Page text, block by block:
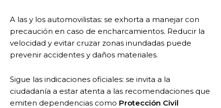
A las y los automovilistas: se exhorta a manejar con
precaución en caso de encharcamientos. Reducir la
velocidad y evitar cruzar zonas inundadas puede
prevenir accidentes y daños materiales.
Sigue las indicaciones oficiales: se invita a la
ciudadanía a estar atenta a las recomendaciones que
emiten dependencias como Protección Civil